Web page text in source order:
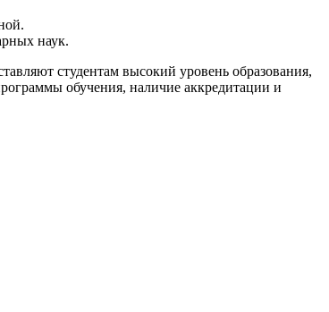
наук.
студентам высокий уровень образования,
обучения, наличие аккредитации и